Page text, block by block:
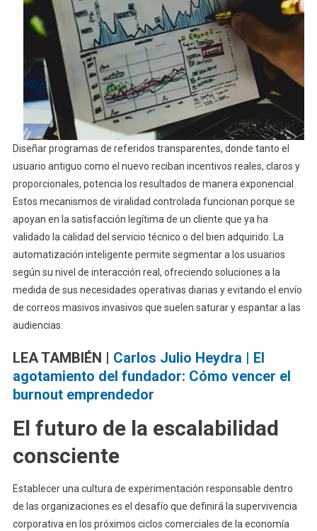
Diseñar programas de referidos transparentes, donde tanto el
usuario antiguo como el nuevo reciban incentivos reales, claros y
proporcionales, potencia los resultados de manera exponencial.
Estos mecanismos de viralidad controlada funcionan porque se
apoyan en la satisfacción legítima de un cliente que ya ha
validado la calidad del servicio técnico o del bien adquirido. La
automatización inteligente permite segmentar a los usuarios
según su nivel de interacción real, ofreciendo soluciones a la
medida de sus necesidades operativas diarias y evitando el envío
de correos masivos invasivos que suelen saturar y espantar a las
audiencias.
LEA TAMBIÉN | Carlos Julio Heydra | El
agotamiento del fundador: Cómo vencer el
burnout emprendedor
El futuro de la escalabilidad
consciente
Establecer una cultura de experimentación responsable dentro
de las organizaciones es el desafío que definirá la supervivencia
corporativa en los próximos ciclos comerciales de la economía